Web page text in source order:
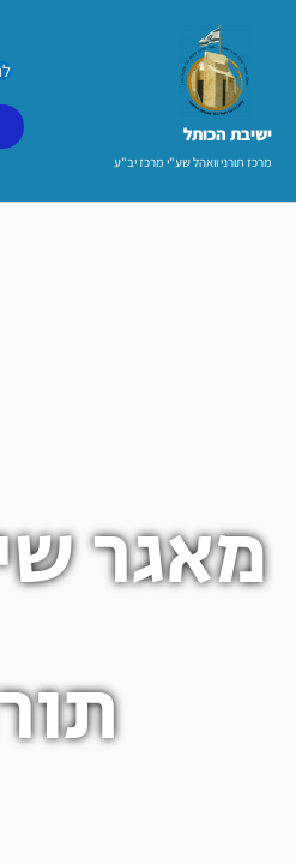
ישיבת הכותל​
מרכז תורני וואהל שע"י מרכז יב"ע
מאגר